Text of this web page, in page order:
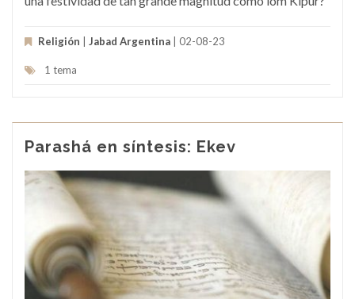
Religión Jabad Argentina | 02-08-23
1 tema
Parashá en síntesis: Ekev